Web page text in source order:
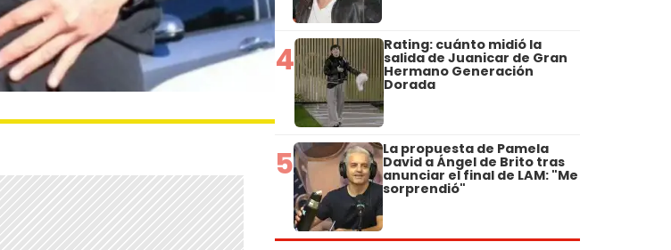
4 Rating: cuánto midió la
salida de Juanicar de Gran
Hermano Generación
Dorada
5 La propuesta de Pamela
David a Ángel de Brito tras
anunciar el final de LAM: "Me
sorprendió"